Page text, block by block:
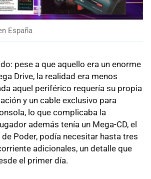
España
pese a que aquello era un enorme
Drive, la realidad era menos
aquel periférico requería su propia
y un cable exclusivo para
lo que complicaba la
además tenía un Mega-CD, el
Poder, podía necesitar hasta tres
adicionales, un detalle que
el primer día.